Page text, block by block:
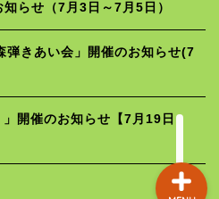
知らせ（7月3日～7月5日）
弾きあい会」開催のお知らせ(7
」開催のお知らせ【7月19日
施設の使用料